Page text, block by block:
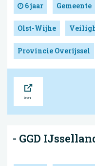
6 jaar Gemeente
Olst-Wijhe
Provincie Overijssel
- GGD